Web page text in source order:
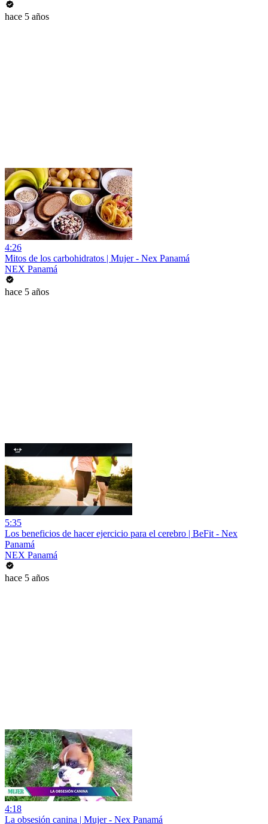
hace 5 años
4:26
Mitos de los carbohidratos | Mujer - Nex Panamá
NEX Panamá
hace 5 años
5:35
Los beneficios de hacer ejercicio para el cerebro | BeFit - Nex
Panamá
NEX Panamá
hace 5 años
4:18
La obsesión canina | Mujer - Nex Panamá